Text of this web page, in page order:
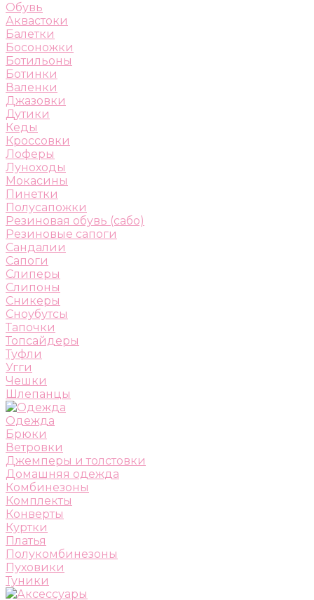
Обувь
Аквастоки
Балетки
Босоножки
Ботильоны
Ботинки
Валенки
Джазовки
Дутики
Кеды
Кроссовки
Лоферы
Луноходы
Мокасины
Пинетки
Полусапожки
Резиновая обувь (сабо)
Резиновые сапоги
Сандалии
Сапоги
Слиперы
Слипоны
Сникеры
Сноубутсы
Тапочки
Топсайдеры
Туфли
Угги
Чешки
Шлепанцы
Одежда
Брюки
Ветровки
Джемперы и толстовки
Домашняя одежда
Комбинезоны
Комплекты
Конверты
Куртки
Платья
Полукомбинезоны
Пуховики
Туники